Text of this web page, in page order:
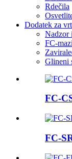
Rdečila
Dodatek za
Nadzor
FC-
Glineni
FC-
FC-